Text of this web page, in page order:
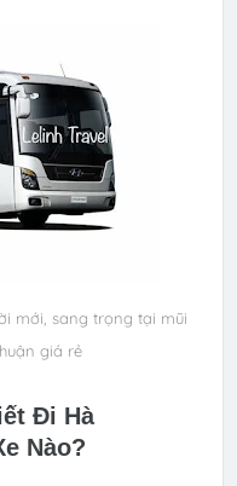
mới, sang trọng tại mũi
giá rẻ
Đi Hà
Nào?